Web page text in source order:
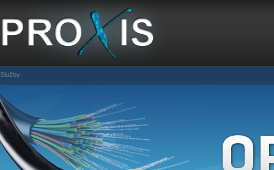
Služby